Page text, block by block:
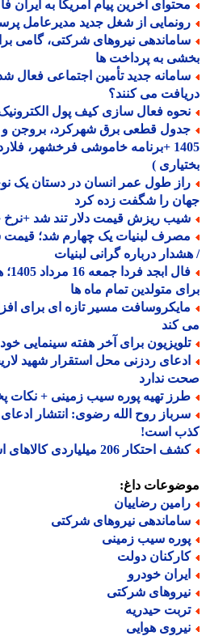
آخرین پیام آمریکا به ایران
از شغل جدید مدیرعامل
نیروهای شرکتی، گامی
به پرداخت ها
جدید تأمین اجتماعی فعال شد؛
می کنند؟
فعال سازی کیف پول الکترونیک
1405 +برنامه خاموشی فرخشهر،
)
را شگفت زده کرد
ریزش قیمت دلار تند شد +نرخ جدید امروز
لبنیات یک چهارم شد؛ قیمت شیر
درباره گرانی لبنیات
فال ابجد
متولدین تمام ماه ها
مسیر تازه ای برای
کند
برای آخر هفته سینمایی خود چه
ردزنی محل استقرار شهید
ندارد
تهیه پوره سیب زمینی + نکات
روح الله رضوی: انتشار ادعای
است!
206 میلیاردی کالاهای اساسی در اردبیل
داغ:
رضاییان
نیروهای شرکتی
سیب زمینی
دولت
خودرو
شرکتی
حیدریه
هوایی